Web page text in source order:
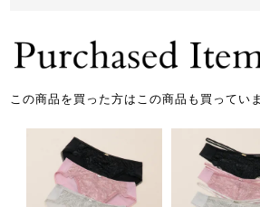
この商品を買った方はこの商品も買ってい